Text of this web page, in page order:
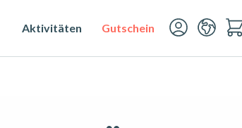
Aktivitäten Gutschein